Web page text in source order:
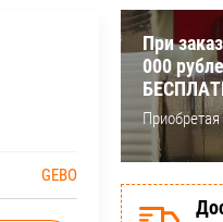
GEBO
При
000